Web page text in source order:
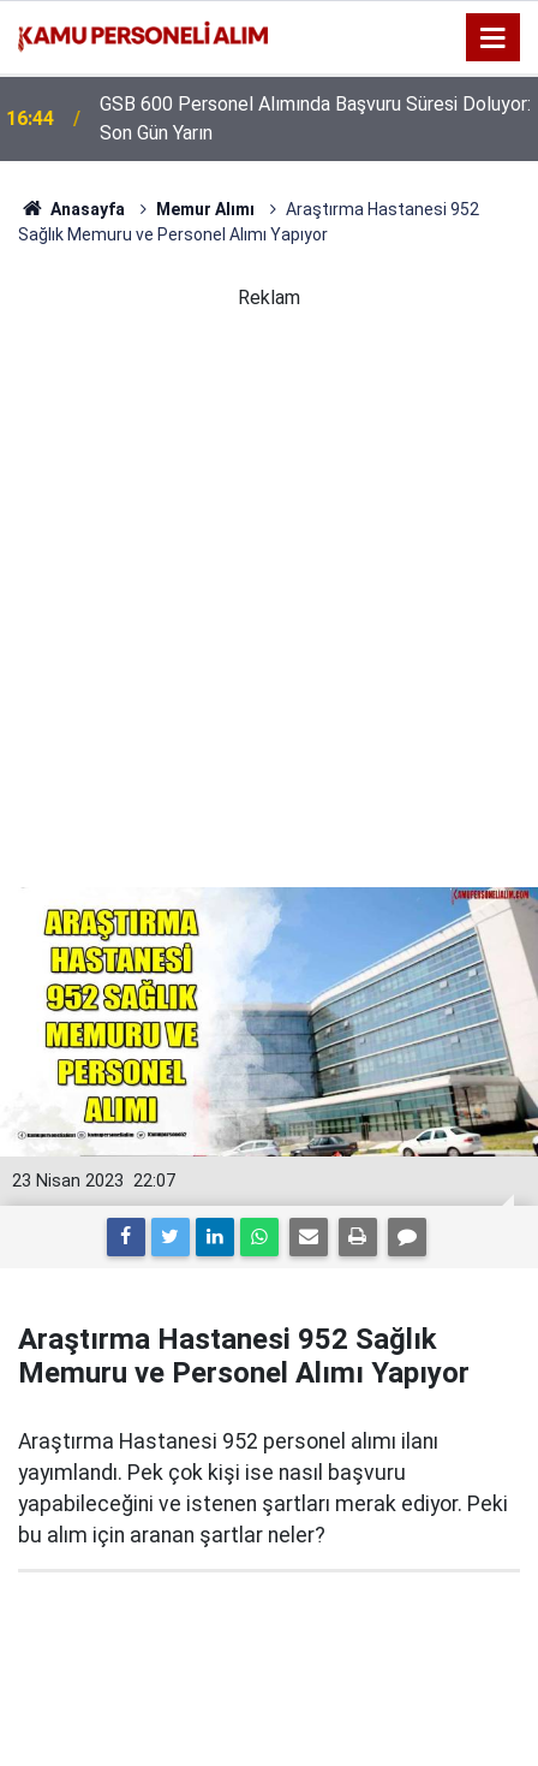
16:44
GSB 600 Personel Alımında Başvuru Süresi Doluyor:
Son Gün Yarın
Anasayfa Memur Alımı
Araştırma Hastanesi 952
Sağlık Memuru ve Personel Alımı Yapıyor
Reklam
22:07
23 Nisan 2023
Araştırma Hastanesi 952 Sağlık
Memuru ve Personel Alımı Yapıyor
Araştırma Hastanesi 952 personel alımı ilanı
yayımlandı. Pek çok kişi ise nasıl başvuru
yapabileceğini ve istenen şartları merak ediyor. Peki
bu alım için aranan şartlar neler?